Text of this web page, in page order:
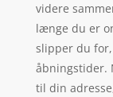
videre
længe du er
slipper du
åbningstider.
til din